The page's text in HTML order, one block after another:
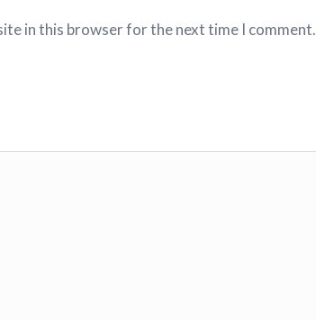
in this browser for the next time I comment.